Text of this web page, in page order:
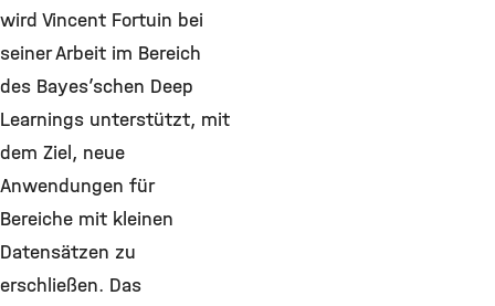
wird Vincent Fortuin bei
seiner Arbeit im Bereich
des Bayes’schen Deep
Learnings unterstützt, mit
dem Ziel, neue
Anwendungen für
Bereiche mit kleinen
Datensätzen zu
erschließen. Das